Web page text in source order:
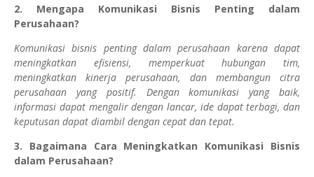
2. Mengapa Komunikasi Bisnis Penting dalam
Perusahaan?
Komunikasi bisnis penting dalam perusahaan karena dapat
meningkatkan efisiensi, memperkuat hubungan tim,
meningkatkan kinerja perusahaan, dan membangun citra
perusahaan yang positif. Dengan komunikasi yang baik,
informasi dapat mengalir dengan lancar, ide dapat terbagi, dan
keputusan dapat diambil dengan cepat dan tepat.
3. Bagaimana Cara Meningkatkan Komunikasi Bisnis
dalam Perusahaan?